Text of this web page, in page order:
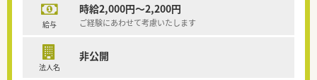
給与
時給2,000円～2,200円
ご経験にあわせて考慮いたします
法人名
非公開